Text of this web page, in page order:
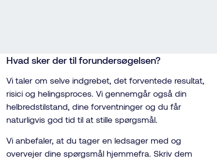
Hvad sker der til forundersøgelsen?
Vi taler om selve indgrebet, det forventede resultat,
risici og helingsproces. Vi gennemgår også din
helbredstilstand, dine forventninger og du får
naturligvis god tid til at stille spørgsmål.
Vi anbefaler, at du tager en ledsager med og
overvejer dine spørgsmål hjemmefra. Skriv dem